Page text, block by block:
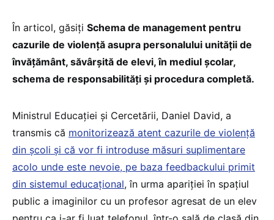
În articol, găsiți Schema de management pentru
cazurile de violență asupra personalului unității de
învățământ, săvârșită de elevi, în mediul școlar,
schema de responsabilități și procedura completă.
Ministrul Educației și Cercetării, Daniel David, a
transmis că monitorizează atent cazurile de violență
din școli și că vor fi introduse măsuri suplimentare
acolo unde este nevoie, pe baza feedbackului primit
din sistemul educațional, în urma apariției în spațiul
public a imaginilor cu un profesor agresat de un elev